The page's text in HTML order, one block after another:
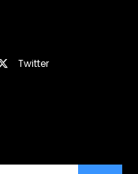
Twitter